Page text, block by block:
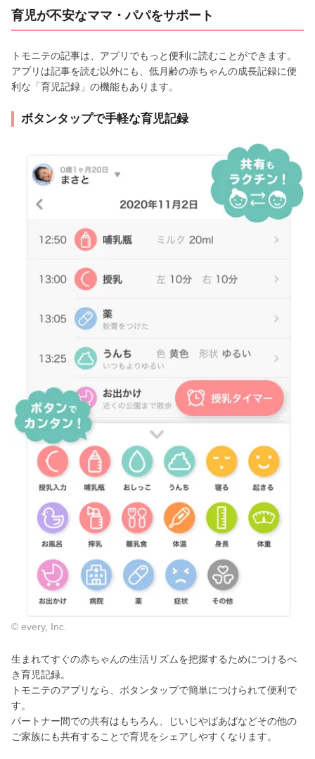
育児が不安なママ・パパをサポート
トモニテの記事は、アプリでもっと便利に読むことができます。
アプリは記事を読む以外にも、低月齢の赤ちゃんの成長記録に便
利な「育児記録」の機能もあります。
ボタンタップで手軽な育児記録
© every, Inc.
生まれてすぐの赤ちゃんの生活リズムを把握するためにつけるべ
き育児記録。
トモニテのアプリなら、ボタンタップで簡単につけられて便利で
す。
パートナー間での共有はもちろん、じいじやばあばなどその他の
ご家族にも共有することで育児をシェアしやすくなります。